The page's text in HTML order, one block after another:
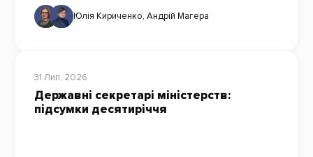
Юлія Кириченко, Андрій Магера
31 Лип, 2026
Державні секретарі міністерств:
підсумки десятиріччя